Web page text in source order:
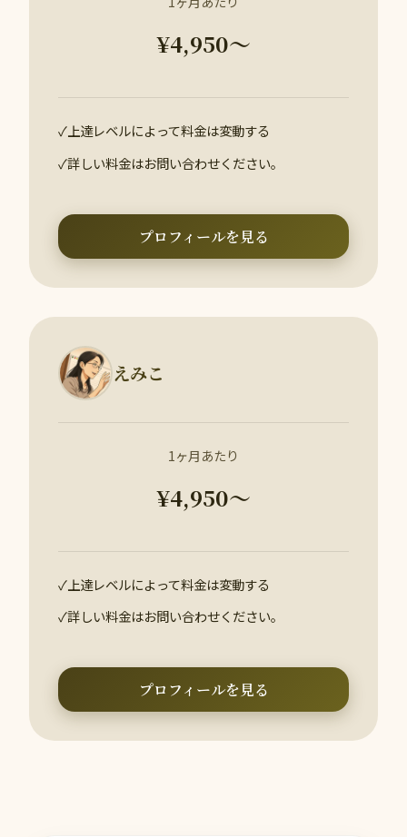
¥4,950〜
✓ 上達レベルによって料金は変動する
✓詳しい料金はお問い合わせください。
プロフィールを見る
えみこ
1ヶ月あたり
¥4,950〜
✓ 上達レベルによって料金は変動する
✓詳しい料金はお問い合わせください。
プロフィールを見る